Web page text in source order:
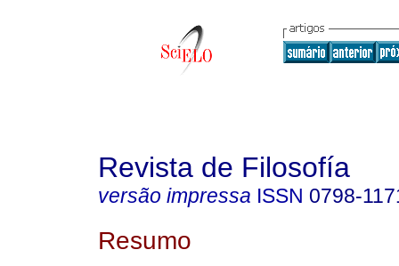
Revista de Filosofía
versão impressa ISSN 0798-
Resumo